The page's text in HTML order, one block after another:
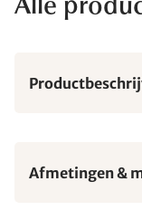
Alle
Afmetingen &